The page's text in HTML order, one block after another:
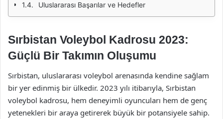
Uluslararası Başarılar ve Hedefler
Sırbistan Voleybol Kadrosu 2023:
Güçlü Bir Takımın Oluşumu
Sırbistan, uluslararası voleybol arenasında kendine sağlam
bir yer edinmiş bir ülkedir. 2023 yılı itibarıyla, Sırbistan
voleybol kadrosu, hem deneyimli oyuncuları hem de genç
yetenekleri bir araya getirerek büyük bir potansiyele sahip.